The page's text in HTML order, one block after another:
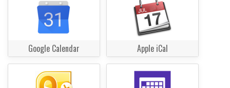
Google Calendar Apple iCal